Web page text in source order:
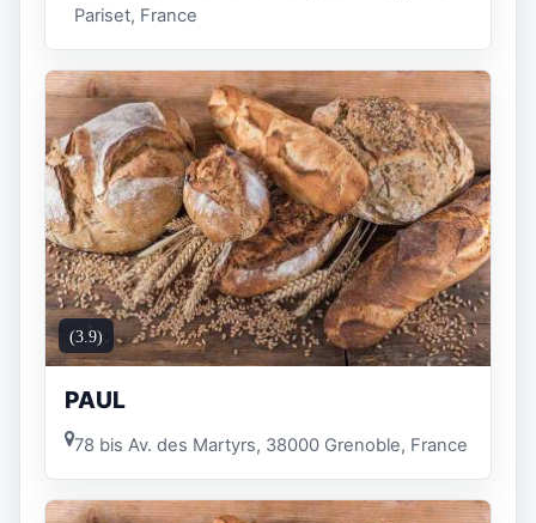
Pariset, France
(3.9)
PAUL
78 bis Av. des Martyrs, 38000 Grenoble, France